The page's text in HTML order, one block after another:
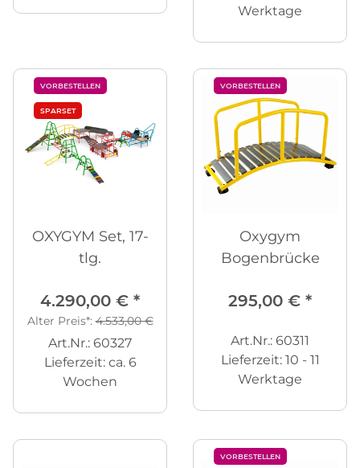
Werktage
VORBESTELLEN
SPARSET
OXYGYM Set, 17-
tlg.
4.290,00 € *
Alter Preis*:4.533,00 €
Art.Nr.: 60327
Lieferzeit: ca. 6
Wochen
VORBESTELLEN
Oxygym
Bogenbrücke
295,00 € *
Art.Nr.: 60311
Lieferzeit: 10 - 11
Werktage
VORBESTELLEN